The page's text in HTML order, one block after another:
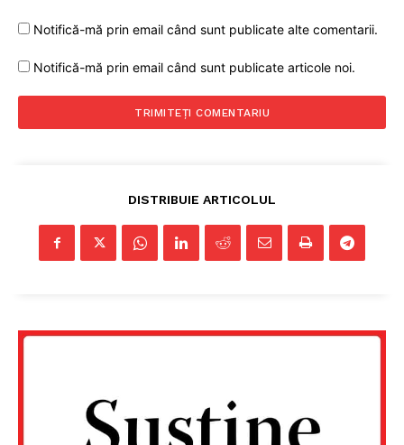
Notifică-mă prin email când sunt publicate alte comentarii.
Notifică-mă prin email când sunt publicate articole noi.
DISTRIBUIE ARTICOLUL